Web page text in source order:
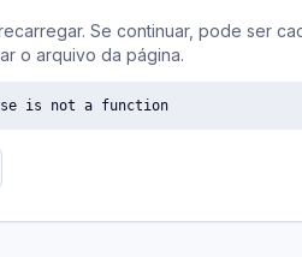
Se continuar, pode ser
o arquivo da página.
is not a function